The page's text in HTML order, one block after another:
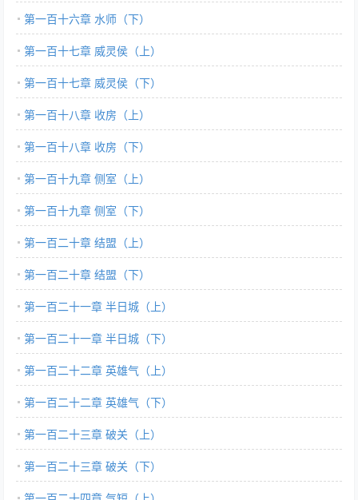
第一百十六章 水师（下）
第一百十七章 威灵侯（上）
第一百十七章 威灵侯（下）
第一百十八章 收房（上）
第一百十八章 收房（下）
第一百十九章 侧室（上）
第一百十九章 侧室（下）
第一百二十章 结盟（上）
第一百二十章 结盟（下）
第一百二十一章 半日城（上）
第一百二十一章 半日城（下）
第一百二十二章 英雄气（上）
第一百二十二章 英雄气（下）
第一百二十三章 破关（上）
第一百二十三章 破关（下）